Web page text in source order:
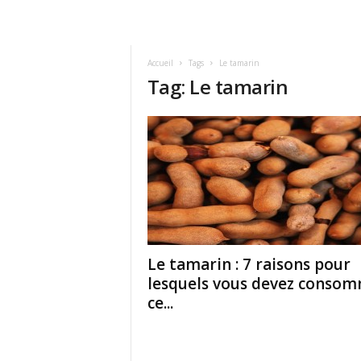
Accueil Tags Le tamarin
Tag: Le tamarin
Le tamarin : 7 raisons pour
lesquels vous devez
ce...